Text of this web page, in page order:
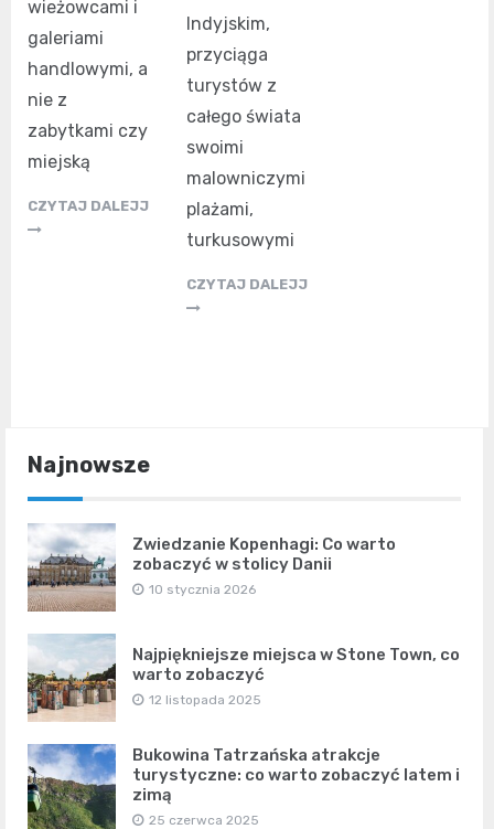
wieżowcami i
galeriami
handlowymi, a
nie z
zabytkami czy
miejską
CZYTAJ DALEJJ
Indyjskim,
przyciąga
turystów z
całego świata
swoimi
malowniczymi
plażami,
turkusowymi
CZYTAJ DALEJJ
Najnowsze
Zwiedzanie Kopenhagi: Co warto
zobaczyć w stolicy Danii
10 stycznia 2026
Najpiękniejsze miejsca w Stone Town, co
warto zobaczyć
12 listopada 2025
Bukowina Tatrzańska atrakcje
turystyczne: co warto zobaczyć latem i
zimą
25 czerwca 2025